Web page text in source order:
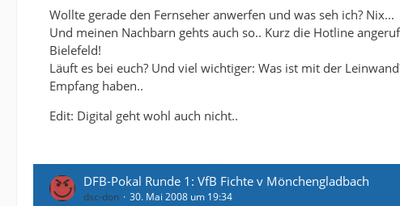
Wollte gerade den Fernseher anwerfen und was seh ich? Nix...
Und meinen Nachbarn gehts auch so.. Kurz die Hotline
Bielefeld!
Läuft es bei euch? Und viel wichtiger: Was ist mit der
Empfang haben..
Edit: Digital geht wohl auch nicht..
DFB-Pokal Runde 1: VfB Fichte v Mönchengladbach
dsc-don 30. Mai 2008 um 19:34